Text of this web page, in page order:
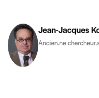
Jean-Jacques
Ancien.ne